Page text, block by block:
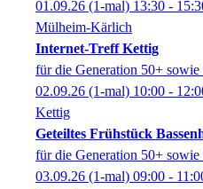
01.09.26 (1-mal) 13:30 -
Mülheim-Kärlich
Internet-Treff Kettig
für die Generation 50+ sowie
02.09.26 (1-mal) 10:00 -
Kettig
Geteiltes Frühstück
für die Generation 50+ sowie
03.09.26 (1-mal) 09:00 -